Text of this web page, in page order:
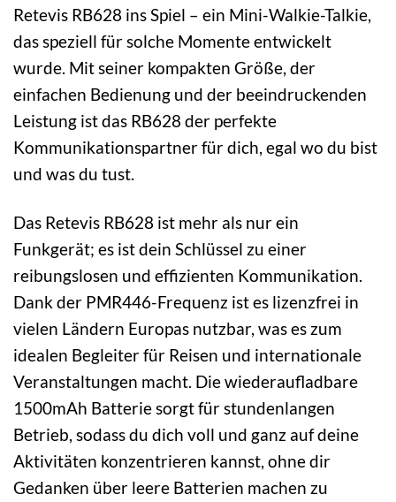
Retevis RB628 ins Spiel – ein Mini-Walkie-Talkie,
das speziell für solche Momente entwickelt
wurde. Mit seiner kompakten Größe, der
einfachen Bedienung und der beeindruckenden
Leistung ist das RB628 der perfekte
Kommunikationspartner für dich, egal wo du bist
und was du tust.
Das Retevis RB628 ist mehr als nur ein
Funkgerät; es ist dein Schlüssel zu einer
reibungslosen und effizienten Kommunikation.
Dank der PMR446-Frequenz ist es lizenzfrei in
vielen Ländern Europas nutzbar, was es zum
idealen Begleiter für Reisen und internationale
Veranstaltungen macht. Die wiederaufladbare
1500mAh Batterie sorgt für stundenlangen
Betrieb, sodass du dich voll und ganz auf deine
Aktivitäten konzentrieren kannst, ohne dir
Gedanken über leere Batterien machen zu